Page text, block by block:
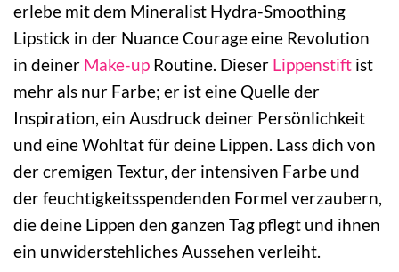
erlebe mit dem Mineralist Hydra-Smoothing
Lipstick in der Nuance Courage eine Revolution
in deiner Make-up Routine. Dieser Lippenstift ist
mehr als nur Farbe; er ist eine Quelle der
Inspiration, ein Ausdruck deiner Persönlichkeit
und eine Wohltat für deine Lippen. Lass dich von
der cremigen Textur, der intensiven Farbe und
der feuchtigkeitsspendenden Formel verzaubern,
die deine Lippen den ganzen Tag pflegt und ihnen
ein unwiderstehliches Aussehen verleiht.